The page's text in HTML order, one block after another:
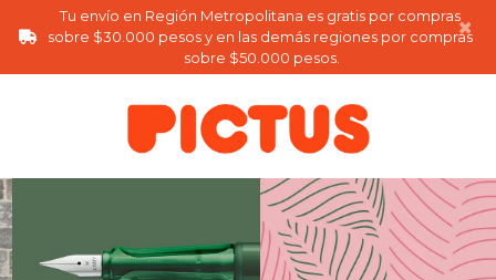
Tu envío en Región Metropolitana es gratis por compras
sobre $30.000 pesos y en las demás regiones por compras
sobre $50.000 pesos.
×